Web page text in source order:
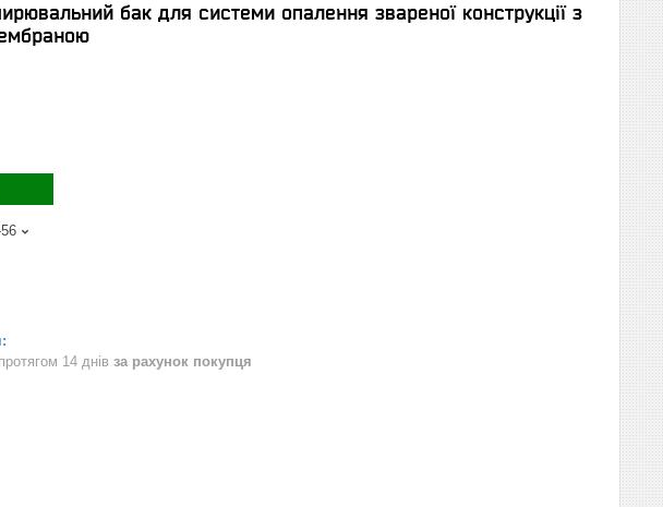
бак для системи опалення звареної конструкції з
14 днів за рахунок покупця